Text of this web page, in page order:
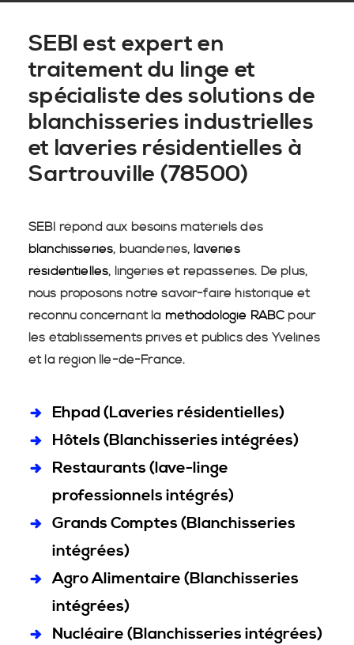
SEBI est expert en
traitement du linge et
spécialiste des solutions de
blanchisseries industrielles
et laveries résidentielles à
Sartrouville (78500)
SEBI répond aux besoins matériels des
blanchisseries, buanderies, laveries
résidentielles, lingeries et repasseries. De plus,
nous proposons notre savoir-faire historique et
reconnu concernant la méthodologie RABC pour
les établissements privés et publics des Yvelines
et la région Île-de-France.
Ehpad (Laveries résidentielles)
Hôtels (Blanchisseries intégrées)
Restaurants (lave-linge
professionnels intégrés)
Grands Comptes (Blanchisseries
intégrées)
Agro Alimentaire (Blanchisseries
intégrées)
Nucléaire (Blanchisseries intégrées)